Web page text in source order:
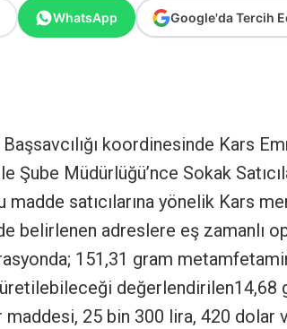
WhatsApp Google'da Tercih
koordinesinde Kars
Şube Müdürlüğü’nce Sokak
madde satıcılarına yönelik Kars
belirlenen adreslere eş zamanlı
151,31 gram
değerlendirilen14,68
maddesi, 25 bin 300 lira, 420 dolar